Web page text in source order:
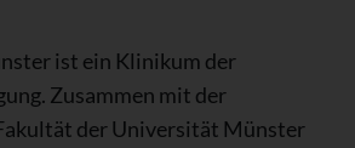
ist ein Klinikum der
Zusammen mit der
der Universität Münster